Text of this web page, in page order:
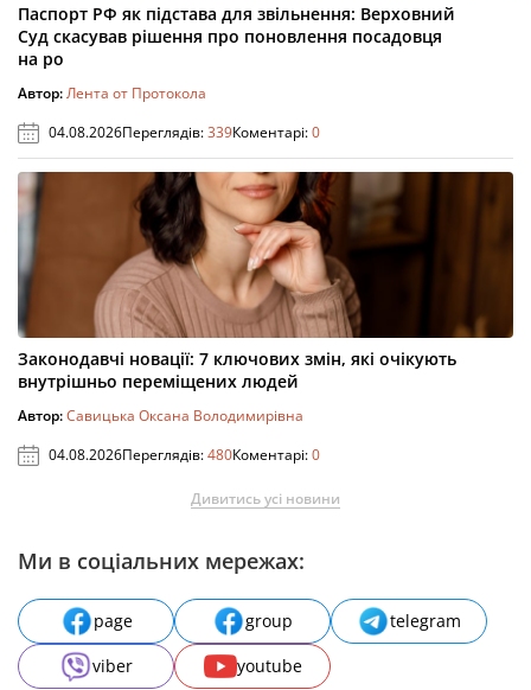
Паспорт РФ як підстава для звільнення: Верховний
Суд скасував рішення про поновлення посадовця
на ро
Автор:Лента от Протокола
04.08.2026Переглядів:339Коментарі:0
Законодавчі новації: 7 ключових змін, які очікують
внутрішньо переміщених людей
Автор:Савицька Оксана Володимирівна
04.08.2026Переглядів:480Коментарі:0
Дивитись усі новини
Ми в соціальних мережах:
page group
telegram
viber
youtube